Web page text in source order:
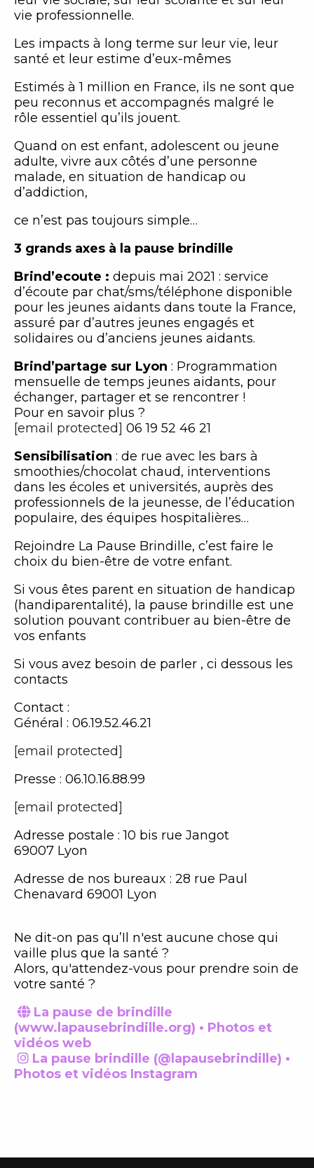
vie professionnelle.
Les impacts à long terme sur leur vie, leur
santé et leur estime d’eux-mêmes
Estimés à 1 million en France, ils ne sont que
peu reconnus et accompagnés malgré le
rôle essentiel qu’ils jouent.
Quand on est enfant, adolescent ou jeune
adulte, vivre aux côtés d’une personne
malade, en situation de handicap ou
d’addiction,
ce n’est pas toujours simple…
3 grands axes à la pause brindille
Brind’ecoute : depuis mai 2021 : service
d’écoute par chat/sms/téléphone disponible
pour les jeunes aidants dans toute la France,
assuré par d’autres jeunes engagés et
solidaires ou d’anciens jeunes aidants.
Brind’partage sur Lyon : Programmation
mensuelle de temps jeunes aidants, pour
échanger, partager et se rencontrer !
Pour en savoir plus ?
[email protected] 06 19 52 46 21
Sensibilisation : de rue avec les bars à
smoothies/chocolat chaud, interventions
dans les écoles et universités, auprès des
professionnels de la jeunesse, de l’éducation
populaire, des équipes hospitalières…
Rejoindre La Pause Brindille, c’est faire le
choix du bien-être de votre enfant.
Si vous êtes parent en situation de handicap
(handiparentalité), la pause brindille est une
solution pouvant contribuer au bien-être de
vos enfants
Si vous avez besoin de parler , ci dessous les
contacts
Contact :
Général : 06.19.52.46.21
[email protected]
Presse : 06.10.16.88.99
[email protected]
Adresse postale : 10 bis rue Jangot
69007 Lyon
Adresse de nos bureaux : 28 rue Paul
Chenavard 69001 Lyon
Ne dit-on pas qu’Il n'est aucune chose qui
vaille plus que la santé ?
Alors, qu'attendez-vous pour prendre soin de
votre santé ?
 La pause de brindille
(www.lapausebrindille.org) • Photos et
vidéos web
 La pause brindille (@lapausebrindille) •
Photos et vidéos Instagram